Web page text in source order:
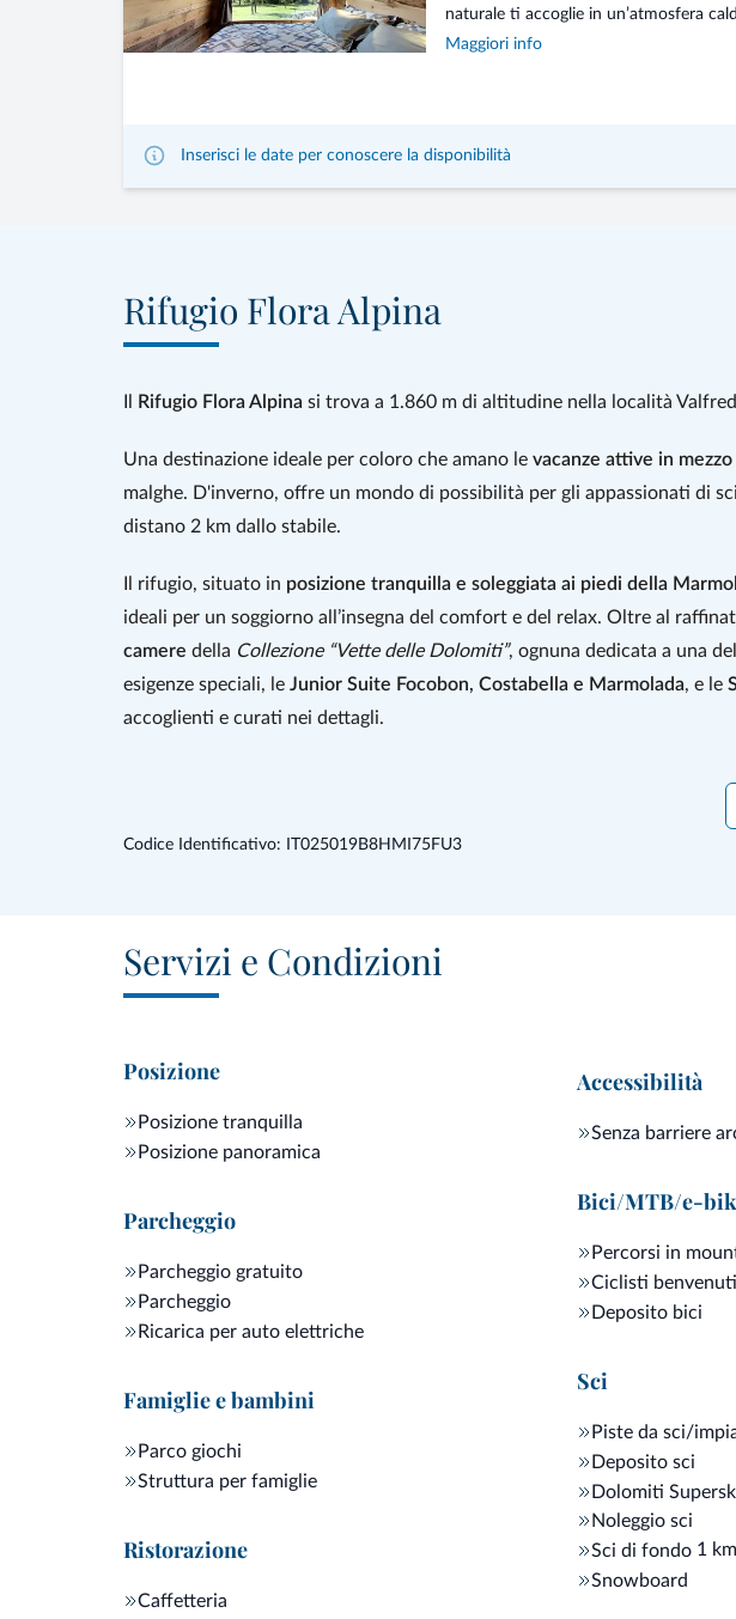
naturale ti accoglie in un’atmosfera
Maggiori info
Inserisci le date per conoscere la disponibilità
Rifugio Flora Alpina
Rifugio Flora Alpina si trova a 1.860 m di altitudine nella località
Una destinazione ideale per coloro che amano le vacanze attive in
malghe. D'inverno, offre un mondo di possibilità per gli appassionati di
distano 2 km dallo stabile.
Il rifugio, situato in posizione tranquilla e soleggiata ai piedi della
ideali per un soggiorno all’insegna del comfort e del relax. Oltre al
camere della Collezione “Vette delle Dolomiti”, ognuna dedicata a una
esigenze speciali, le Junior Suite Focobon, Costabella e Marmolada, e le
accoglienti e curati nei dettagli.
di larice e doccia emozionale per un percorso benessere a 360°. Per chi
grandi finestre panoramicheche si affacciano direttamente sulle
chef, ogni piatto prende vita grazie all’uso di ingredienti locali e
ogni giorno nel rifugio, regalando profumi irresistibili e sapori autentici; i
che invita a riscoprire il piacere delle cose fatte con cura e amore.
Gli ospiti, dopo aver ammirato lo splendido panorama circostante,
lastube con caminetto. Gli
Codice Identificativo: IT025019B8HMI75FU3
Servizi e Condizioni
Posizione
Posizione tranquilla
Posizione panoramica
Parcheggio
Parcheggio gratuito
Parcheggio
Ricarica per auto elettriche
Famiglie e bambini
Parco giochi
Struttura per famiglie
Ristorazione
Caffetteria
Accessibilità
Senza barriere
Bici/MTB/e-
Percorsi in
Ciclisti benvenuti
Deposito bici
Sci
Piste da sci/
Deposito sci
Dolomiti
Noleggio sci
Sci di fondo 1 km
Snowboard